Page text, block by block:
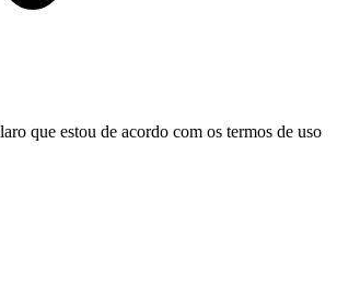
que estou de acordo com os termos de uso